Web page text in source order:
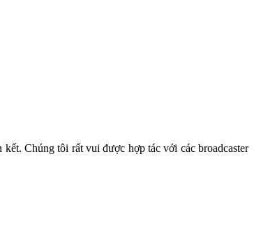
Chúng tôi rất vui được hợp tác với các broadcaster